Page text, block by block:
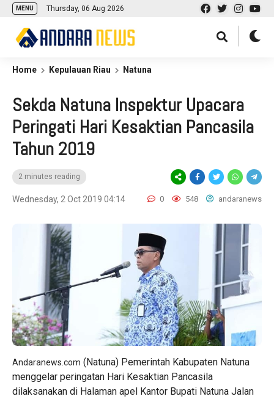
MENU Thursday, 06 Aug 2026
Home Kepulauan Riau Natuna
Sekda Natuna Inspektur Upacara
Peringati Hari Kesaktian Pancasila
Tahun 2019
2 minutes reading
Wednesday, 2 Oct 2019 04:14 0 548 andaranews
Andaranews.com (Natuna) Pemerintah Kabupaten Natuna
menggelar peringatan Hari Kesaktian Pancasila
dilaksanakan di Halaman apel Kantor Bupati Natuna Jalan